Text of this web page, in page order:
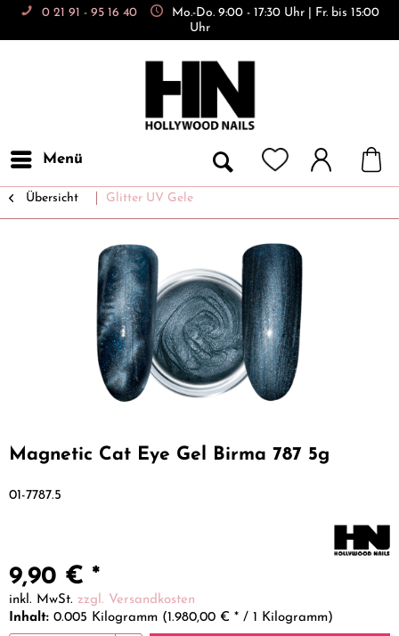
0 21 91 - 95 16 40
Mo.-Do. 9:00 - 17:30 Uhr | Fr. bis 15:00
Uhr
Menü
Übersicht Glitter UV Gele
Magnetic Cat Eye Gel Birma 787 5g
01-7787.5
9,90 € *
inkl. MwSt. zzgl. Versandkosten
Inhalt: 0.005 Kilogramm (1.980,00 € * / 1 Kilogramm)